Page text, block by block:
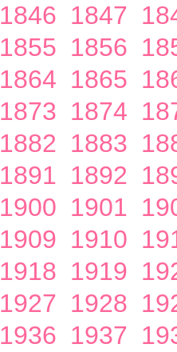
1846 1847
1855 1856
1864 1865
1873 1874
1882 1883
1891 1892
1900 1901
1909 1910
1918 1919
1927 1928
1936 1937